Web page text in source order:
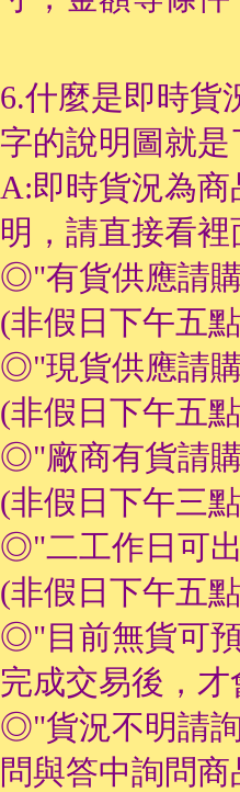
6.什麼是即時貨
字的說明圖就是
A:即時貨況為
明，請直接看
◎"有貨供應請
(非假日下午五
◎"現貨供應請
(非假日下午五
◎"廠商有貨請
(非假日下午三
◎"二工作日可
(非假日下午五
◎"目前無貨可
完成交易後，
◎"貨況不明請
問與答中詢問